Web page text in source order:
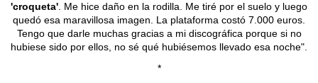
'croqueta' . Me hice daño en la rodilla. Me tiré por el suelo y luego
quedó esa maravillosa imagen. La plataforma costó 7.000 euros.
Tengo que darle muchas gracias a mi discográfica porque si no
hubiese sido por ellos, no sé qué hubiésemos llevado esa noche".
*